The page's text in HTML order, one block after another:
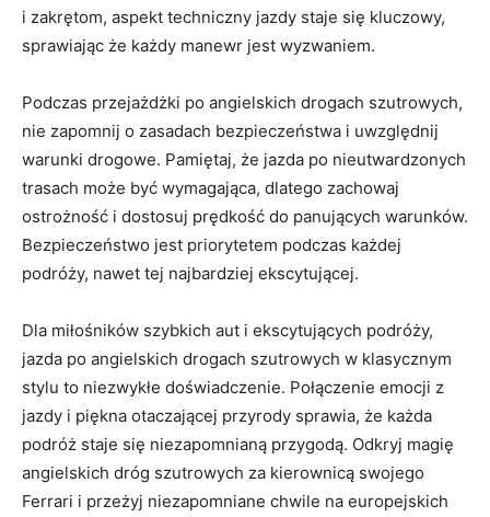
i​ zakrętom, aspekt techniczny ​jazdy staje‌ się kluczowy,
sprawiając że każdy manewr jest wyzwaniem.
Podczas przejażdżki po angielskich drogach szutrowych,
‍nie​ zapomnij ⁢o zasadach bezpieczeństwa i uwzględnij
⁣warunki drogowe. Pamiętaj, że jazda po ‍nieutwardzonych
trasach może być wymagająca, dlatego zachowaj⁢
ostrożność i dostosuj prędkość do panujących warunków.
⁣Bezpieczeństwo jest priorytetem podczas każdej
podróży, ​nawet tej najbardziej ⁣ekscytującej.
Dla​ miłośników ⁢szybkich ⁣aut i ekscytujących podróży,
jazda po angielskich drogach szutrowych w​ klasycznym
‍stylu ‍to niezwykłe doświadczenie. ​Połączenie emocji z
‍jazdy i piękna otaczającej‍ przyrody ⁣sprawia, że każda
podróż staje się niezapomnianą przygodą. Odkryj magię
angielskich dróg szutrowych za ​kierownicą ‍swojego
Ferrari i przeżyj niezapomniane chwile na europejskich